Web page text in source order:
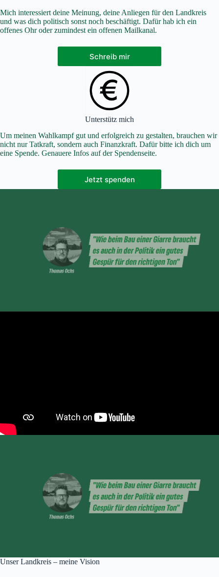
Mich interessiert deine Meinung, deine Anliegen für den Landkreis
und was dich politisch sonst noch beschäftigt. Dafür hab ich ein
offenes Ohr oder zumindest ein offenen Mailkanal.
Schreib mir
Unterstütz mich
Um meinen Wahlkampf gut und erfolgreich zu gestalten, brauchen wir
nicht nur Tatkraft, sondern auch Finanzkraft. Dafür bitte ich dich um
eine Spende. Genauere Infos auf der Spendenseite.
Jetzt spenden
Unser Landkreis – meine Vision